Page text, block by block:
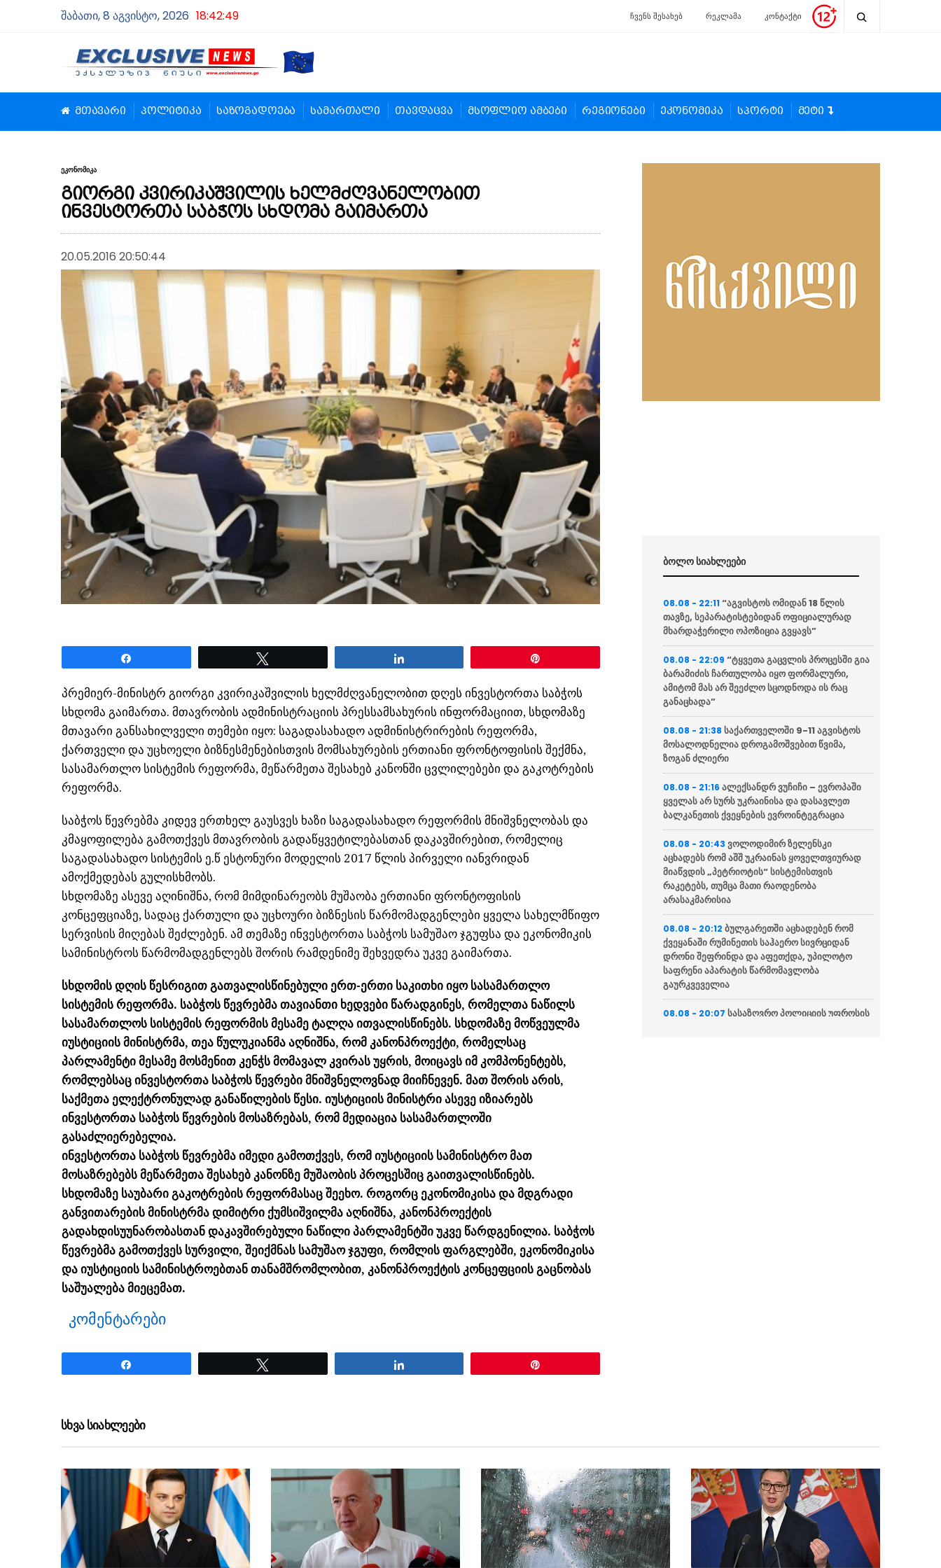
შაბათი, 8 აგვისტო, 2026 18:42:50 ჩვენს შესახებ რეკლამა კონტაქტი
მთავარი პოლიტიკა საზოგადოება სამართალი თავდაცვა მსოფლიო ამბები რეგიონები ეკონომიკა სპორტი მეტი
ეკონომიკა
გიორგი კვირიკაშვილის ხელმძღვანელობით
ინვესტორთა საბჭოს სხდომა გაიმართა
20.05.2016 20:50:44
პრემიერ-მინისტრ გიორგი კვირიკაშვილის ხელმძღვანელობით დღეს ინვესტორთა საბჭოს
სხდომა გაიმართა. მთავრობის ადმინისტრაციის პრესსამსახურის ინფორმაციით, სხდომაზე
მთავარი განსახილველი თემები იყო: საგადასახადო ადმინისტრირების რეფორმა,
ქართველი და უცხოელი ბიზნესმენებისთვის მომსახურების ერთიანი ფრონტოფისის შექმნა,
სასამართლო სისტემის რეფორმა, მეწარმეთა შესახებ კანონში ცვლილებები და გაკოტრების
რეფორმა.
საბჭოს წევრებმა კიდევ ერთხელ გაუსვეს ხაზი საგადასახადო რეფორმის მნიშვნელობას და
კმაყოფილება გამოთქვეს მთავრობის გადაწყვეტილებასთან დაკავშირებით, რომელიც
საგადასახადო სისტემის ე.წ ესტონური მოდელის 2017 წლის პირველი იანვრიდან
ამოქმედებას გულისხმობს.
სხდომაზე ასევე აღინიშნა, რომ მიმდინარეობს მუშაობა ერთიანი ფრონტოფისის
კონცეფციაზე, სადაც ქართული და უცხოური ბიზნესის წარმომადგენლები ყველა სახელმწიფო
სერვისის მიღებას შეძლებენ. ამ თემაზე ინვესტორთა საბჭოს სამუშაო ჯგუფსა და ეკონომიკის
სამინისტროს წარმომადგენლებს შორის რამდენიმე შეხვედრა უკვე გაიმართა.
სხდომის დღის წესრიგით გათვალისწინებული ერთ-ერთი საკითხი იყო სასამართლო
სისტემის რეფორმა. საბჭოს წევრებმა თავიანთი ხედვები წარადგინეს, რომელთა ნაწილს
სასამართლოს სისტემის რეფორმის მესამე ტალღა ითვალისწინებს. სხდომაზე მოწვეულმა
იუსტიციის მინისტრმა, თეა წულუკიანმა აღნიშნა, რომ კანონპროექტი, რომელსაც
პარლამენტი მესამე მოსმენით კენჭს მომავალ კვირას უყრის, მოიცავს იმ კომპონენტებს,
რომლებსაც ინვესტორთა საბჭოს წევრები მნიშვნელოვნად მიიჩნევენ. მათ შორის არის,
საქმეთა ელექტრონულად განაწილების წესი. იუსტიციის მინისტრი ასევე იზიარებს
ინვესტორთა საბჭოს წევრების მოსაზრებას, რომ მედიაცია სასამართლოში
გასაძლიერებელია.
ინვესტორთა საბჭოს წევრებმა იმედი გამოთქვეს, რომ იუსტიციის სამინისტრო მათ
მოსაზრებებს მეწარმეთა შესახებ კანონზე მუშაობის პროცესშიც გაითვალისწინებს.
სხდომაზე საუბარი გაკოტრების რეფორმასაც შეეხო. როგორც ეკონომიკისა და მდგრადი
განვითარების მინისტრმა დიმიტრი ქუმსიშვილმა აღნიშნა, კანონპროექტის
გადახდისუუნარობასთან დაკავშირებული ნაწილი პარლამენტში უკვე წარდგენილია. საბჭოს
წევრებმა გამოთქვეს სურვილი, შეიქმნას სამუშაო ჯგუფი, რომლის ფარგლებში, ეკონომიკისა
და იუსტიციის სამინისტროებთან თანამშრომლობით, კანონპროექტის კონცეფციის გაცნობას
საშუალება მიეცემათ.
კომენტარები
ბოლო სიახლეები
08.08 - 22:11“აგვისტოს ომიდან 18 წლის
თავზე, სეპარატისტებიდან ოფიციალურად
მხარდაჭერილი ოპოზიცია გვყავს”
08.08 - 22:09“ტყვეთა გაცვლის პროცესში გია
ბარამიძის ჩართულობა იყო ფორმალური,
ამიტომ მას არ შეეძლო სცოდნოდა ის რაც
განაცხადა”
08.08 - 21:38საქართველოში 9-11 აგვისტოს
მოსალოდნელია დროგამოშვებით წვიმა,
ზოგან ძლიერი
08.08 - 21:16ალექსანდრ ვუჩიჩი – ევროპაში
ყველას არ სურს უკრაინისა და დასავლეთ
ბალკანეთის ქვეყნების ევროინტეგრაცია
08.08 - 20:43ვოლოდიმირ ზელენსკი
აცხადებს რომ აშშ უკრაინას ყოველთვიურად
მიაწვდის „პეტრიოტის“ სისტემისთვის
რაკეტებს, თუმცა მათი რაოდენობა
არასაკმარისია
08.08 - 20:12ბულგარეთში აცხადებენ რომ
ქვეყანაში რუმინეთის საჰაერო სივრციდან
დრონი შეფრინდა და აფეთქდა, უპილოტო
საფრენი აპარატის წარმომავლობა
გაურკვეველია
08.08 - 20:07სასაზღვრო პოლიციის უფროსის
განცხადება თავიდან ბოლომდე ტყუილია
08.08 - 17:29გერმანიის საელჩო – გერმანია
საქართველოს გვერდით დგას, ჩუმ
მწუხარებაში ჩვენი ფიქრებით ვართ
მსხვერპლთა ოჯახებთან
08.08 - 17:24
სხვა სიახლეები